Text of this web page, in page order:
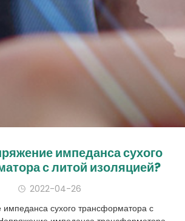
импеданса сухого
с литой изоляцией?
2022-04-26
сухого трансформатора с